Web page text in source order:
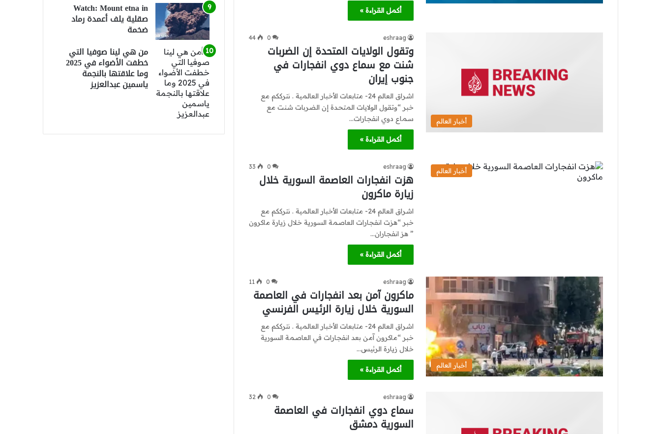
أكمل القراءة »
أخبار العالم
eshraag
0
44
وتقول الولايات المتحدة إن الضربات
شنت مع سماع دوي انفجارات في
جنوب إيران
اشراق العالم 24- متابعات الأخبار العالمية . نترككم مع
خبر “وتقول الولايات المتحدة إن الضربات شنت مع
سماع دوي انفجارات…
أكمل القراءة »
أخبار العالم
eshraag
0
33
هزت انفجارات العاصمة السورية خلال
زيارة ماكرون
اشراق العالم 24- متابعات الأخبار العالمية . نترككم مع
خبر “هزت انفجارات العاصمة السورية خلال زيارة ماكرون
” هز انفجاران…
أكمل القراءة »
أخبار العالم
eshraag
0
11
ماكرون آمن بعد انفجارات في العاصمة
السورية خلال زيارة الرئيس الفرنسي
اشراق العالم 24- متابعات الأخبار العالمية . نترككم مع
خبر “ماكرون آمن بعد انفجارات في العاصمة السورية
خلال زيارة الرئيس…
أكمل القراءة »
eshraag
0
32
سماع دوي انفجارات في العاصمة
السورية دمشق
Watch: Mount etna in
صقلية يلف أعمدة رماد
ضخمة
من هي لينا صوفيا التي
خطفت الأضواء في 2025
وما علاقتها بالنجمة
ياسمين عبدالعزيز